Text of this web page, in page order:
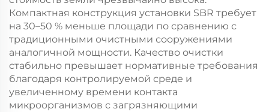
Компактная конструкция установки SBR требует
на 30–50 % меньше площади по сравнению с
традиционными очистными сооружениями
аналогичной мощности. Качество очистки
стабильно превышает нормативные требования
благодаря контролируемой среде и
увеличенному времени контакта
микроорганизмов с загрязняющими